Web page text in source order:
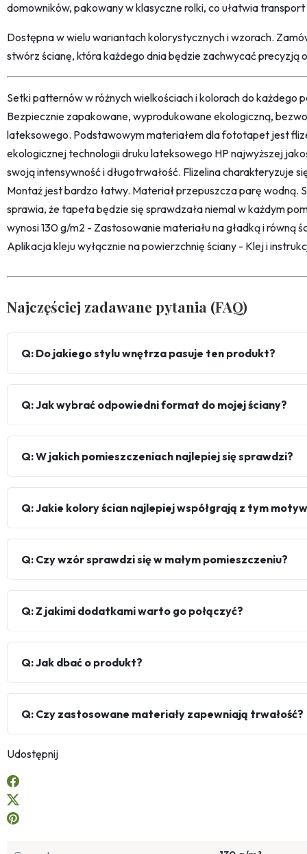
domowników, pakowany w klasyczne rolki, co ułatwia
Dostępna w wielu wariantach kolorystycznych i wzorach.
stwórz ścianę, która każdego dnia będzie zachwycać precyzją
Setki patternów w różnych wielkościach i kolorach do każdego
Bezpiecznie zapakowane, wyprodukowane ekologiczną,
lateksowego. Podstawowym materiałem dla fototapet jest
ekologicznej technologii druku lateksowego HP najwyższej
swoją intensywność i długotrwałość. Flizelina charakteryzuje
Montaż jest bardzo łatwy. Materiał przepuszcza parę wodną.
sprawia, że tapeta będzie się sprawdzała niemal w każdym
wynosi 130 g/m2 - Zastosowanie materiału na gładką i równą
Aplikacja kleju wyłącznie na powierzchnię ściany - Klej i
Najczęściej zadawane pytania (FAQ)
Q: Do jakiego stylu wnętrza pasuje ten produkt?
Q: Jak wybrać odpowiedni format do mojej ściany?
Q: W jakich pomieszczeniach najlepiej się sprawdzi?
Q: Jakie kolory ścian najlepiej współgrają z tym
Q: Czy wzór sprawdzi się w małym pomieszczeniu?
Q: Z jakimi dodatkami warto go połączyć?
Q: Jak dbać o produkt?
Q: Czy zastosowane materiały zapewniają trwałość?
Udostępnij